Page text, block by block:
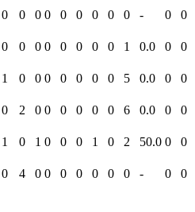
0 0 0 0 0 0 0 0 0 - 0 0
0 0 0 0 0 0 0 0 1 0.0 0 0
1 0 0 0 0 0 0 0 5 0.0 0 0
0 2 0 0 0 0 0 0 6 0.0 0 0
1 0 1 0 0 0 1 0 2 50.0 0 0
0 4 0 0 0 0 0 0 0 - 0 0